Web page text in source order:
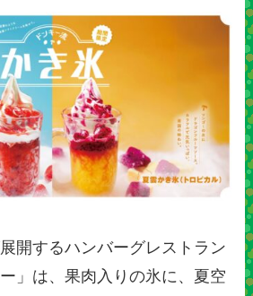
開するハンバーグレストラン
」は、果肉入りの氷に、夏空